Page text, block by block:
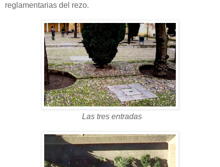
reglamentarias del rezo.
Las tres entradas